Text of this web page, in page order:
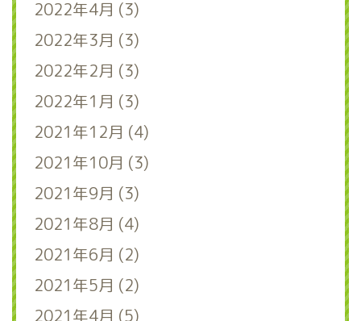
2022年4月 (3)
2022年3月 (3)
2022年2月 (3)
2022年1月 (3)
2021年12月 (4)
2021年10月 (3)
2021年9月 (3)
2021年8月 (4)
2021年6月 (2)
2021年5月 (2)
2021年4月 (5)